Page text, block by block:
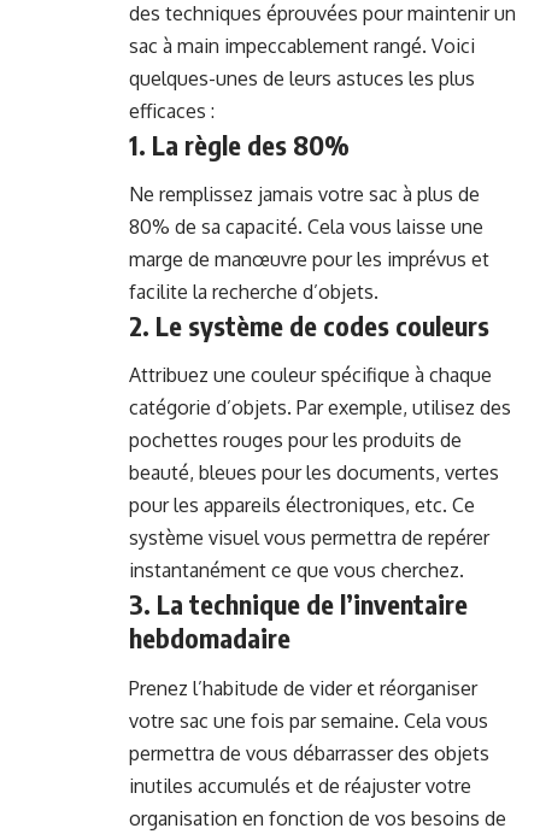
des techniques éprouvées pour maintenir un
sac à main impeccablement rangé. Voici
quelques-unes de leurs astuces les plus
efficaces :
1. La règle des 80%
Ne remplissez jamais votre sac à plus de
80% de sa capacité. Cela vous laisse une
marge de manœuvre pour les imprévus et
facilite la recherche d’objets.
2. Le système de codes couleurs
Attribuez une couleur spécifique à chaque
catégorie d’objets. Par exemple, utilisez des
pochettes rouges pour les produits de
beauté, bleues pour les documents, vertes
pour les appareils électroniques, etc. Ce
système visuel vous permettra de repérer
instantanément ce que vous cherchez.
3. La technique de l’inventaire
hebdomadaire
Prenez l’habitude de vider et réorganiser
votre sac une fois par semaine. Cela vous
permettra de vous débarrasser des objets
inutiles accumulés et de réajuster votre
organisation en fonction de vos besoins de